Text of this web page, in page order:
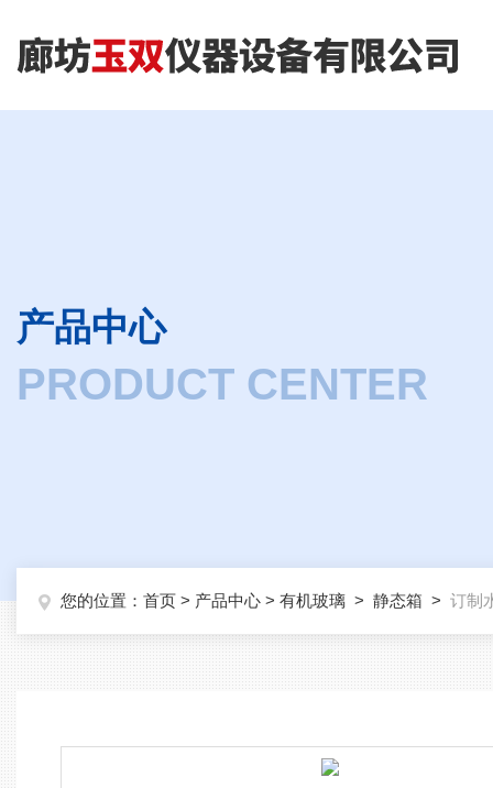
产品中心
PRODUCT CENTER
您的位置： 首页 > 产品中心 > 有机玻璃 > 静态箱 > 订制